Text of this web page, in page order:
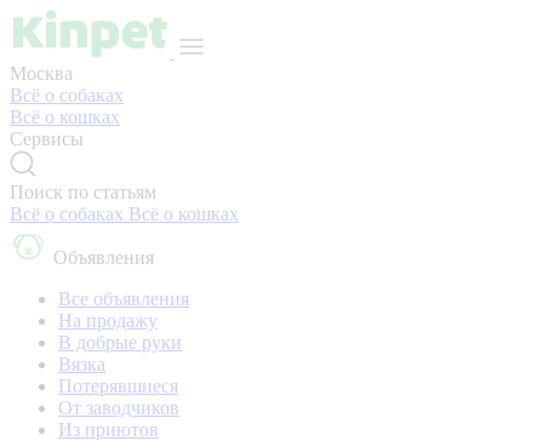
Москва
Всё о собаках
Всё о кошках
Сервисы
Поиск по статьям
Всё о собаках Всё о кошках
Объявления
Все объявления
На продажу
В добрые руки
Вязка
Потерявшиеся
От заводчиков
Из приютов